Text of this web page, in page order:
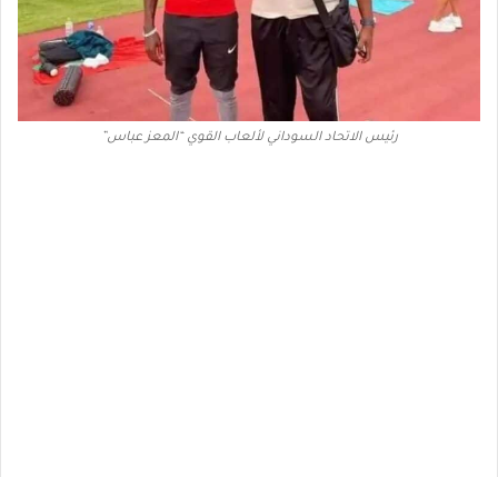
رئيس الاتحاد السوداني لألعاب القوي “المعز عباس”